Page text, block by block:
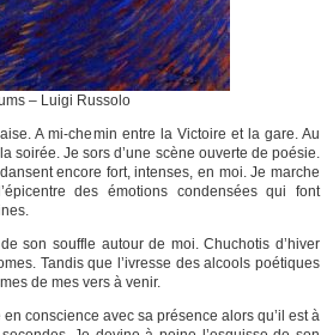
– Luigi Russolo
A mi-chemin entre la Victoire et la gare. Au
soirée. Je sors d’une scène ouverte de poésie.
encore fort, intenses, en moi. Je marche
des émotions condensées qui font
son souffle autour de moi. Chuchotis d’hiver
Tandis que l’ivresse des alcools poétiques
de mes vers à venir.
en conscience avec sa présence alors qu’il est à